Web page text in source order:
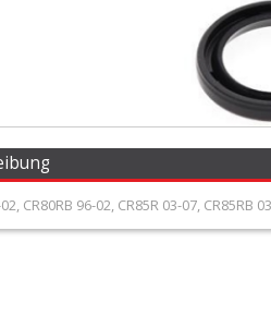
CR80RB 96-02, CR85R 03-07, CR85RB